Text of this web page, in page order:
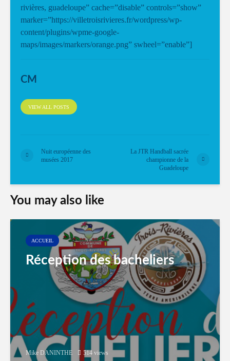
rivières, guadeloupe” cache=”disable” controls=”show”
marker=”https://villetroisrivieres.fr/wordpress/wp-
content/plugins/wpme-google-
maps/images/markers/orange.png” swheel=”enable”]
CM
VIEW ALL POSTS
Nuit européenne des
musées 2017
La JTR Handball sacrée
championne de la
Guadeloupe
You may also like
ACCUEIL
Réception des bacheliers
Mike DANINTHE 514 views